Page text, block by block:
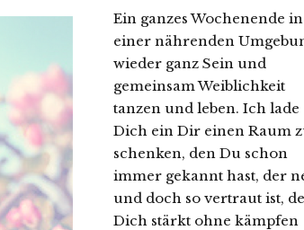
Ein ganzes Wochenende in
einer nährenden
wieder ganz Sein und
gemeinsam Weiblichkeit
tanzen und leben. Ich lade
Dich ein Dir einen Raum
schenken, den Du schon
immer gekannt hast, der
und doch so vertraut ist,
Dich stärkt ohne kämpfen